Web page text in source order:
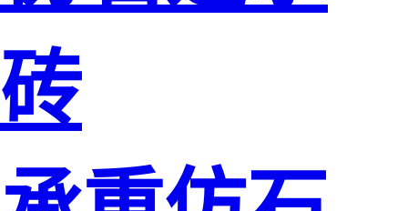
砖